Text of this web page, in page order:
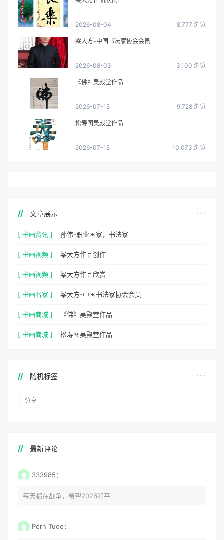
2026-08-04 8,777 浏览
梁大方-中国书法家协会会员
2026-08-03 3,100 浏览
《佛》吴殿堂作品
2026-07-15 9,728 浏览
松寿图吴殿堂作品
2026-07-15 10,073 浏览
文章展示
[ 书画资讯 ] 孙伟-职业画家，书法家
[ 书画视频 ] 梁大方作品创作
[ 书画视频 ] 梁大方作品欣赏
[ 书画名家 ] 梁大方-中国书法家协会会员
[ 书画商城 ] 《佛》吴殿堂作品
[ 书画商城 ] 松寿图吴殿堂作品
随机标签
分享
最新评论
333985：
每天都在战争，希望2026和平.
Porn Tude：